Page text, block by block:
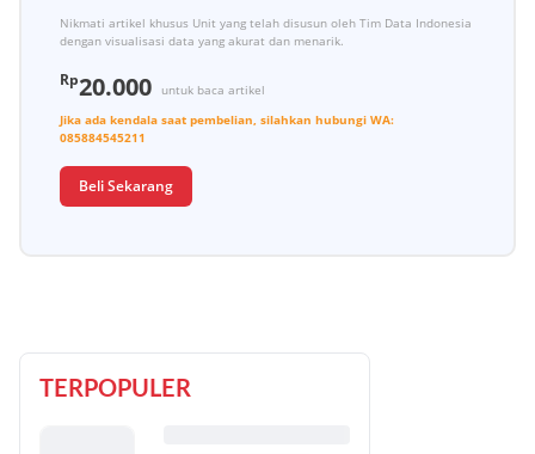
Nikmati artikel khusus Unit yang telah disusun oleh Tim Data Indonesia
dengan visualisasi data yang akurat dan menarik.
Rp20.000
untuk baca artikel
Jika ada kendala saat pembelian, silahkan hubungi WA:
085884545211
Beli Sekarang
TERPOPULER